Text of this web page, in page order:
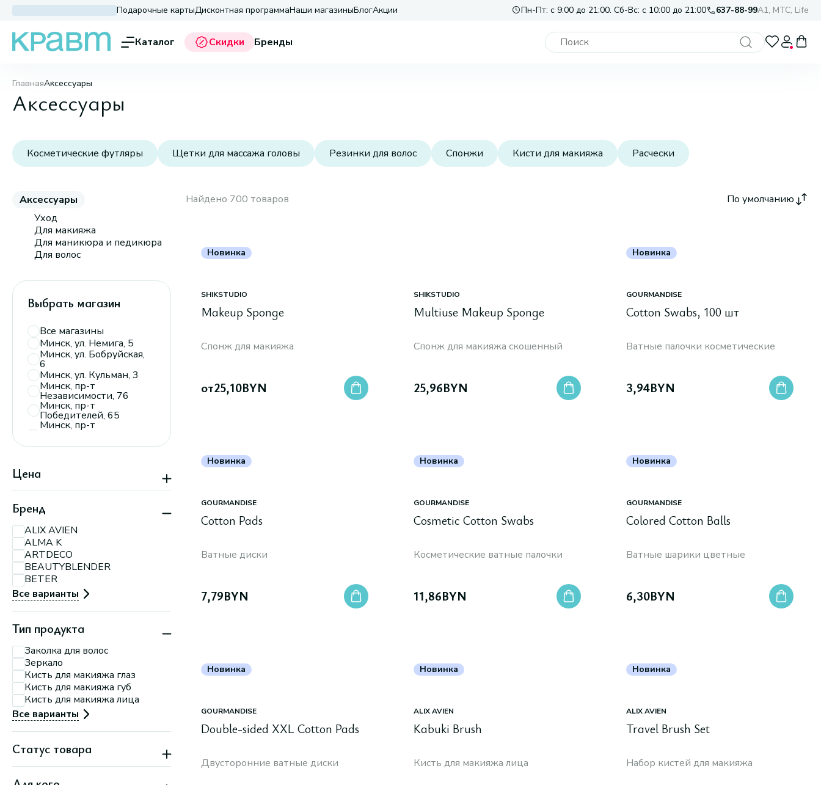
Подарочные картыДисконтная программаНаши магазиныБлогАкции Пн-Пт: с 9:00 до 21:00. Сб-Вс: с 10:00 до 21:00 637-88-99A1, МТС, Life
Каталог Скидки Бренды
ГлавнаяАксессуары
Аксессуары
Косметические футляры Щетки для массажа головы Резинки для волос Спонжи Кисти для макияжа Расчески
Аксессуары
Уход
Для макияжа
Для маникюра и педикюра
Для волос
Выбрать магазин
Все магазины
Минск, ул. Немига, 5
Минск, ул. Бобруйская,
6
Минск, ул. Кульман, 3
Минск, пр-т
Независимости, 76
Минск, пр-т
Победителей, 65
Минск, пр-т
пав. 110
пересечение ул.
МКАД
Партизанский, 150А
Партизанский, 79
Минск, ул.
П.Мстиславца, 11
Минск, ул. Притыцкого,
156
Минск, ул. Тимирязева,
74 А
Цена
Бренд
ALIX AVIEN
ALMA K
ARTDECO
BEAUTYBLENDER
BETER
Все варианты
Тип продукта
Заколка для волос
Зеркало
Кисть для макияжа глаз
Кисть для макияжа губ
Кисть для макияжа лица
Все варианты
Статус товара
Бестселлер
Найдено 700 товаров По умолчанию
Новинка
SHIKSTUDIO
Makeup Sponge
Спонж для макияжа
от25,10BYN
SHIKSTUDIO
Multiuse Makeup Sponge
Спонж для макияжа скошенный
25,96BYN
Новинка
GOURMANDISE
Cotton Swabs, 100 шт
Ватные палочки косметические
3,94BYN
Новинка
GOURMANDISE
Cotton Pads
Ватные диски
7,79BYN
Новинка
GOURMANDISE
Cosmetic Cotton Swabs
Косметические ватные палочки
11,86BYN
Новинка
GOURMANDISE
Colored Cotton Balls
Ватные шарики цветные
6,30BYN
Новинка
GOURMANDISE
Double-sided XXL Cotton Pads
Двусторонние ватные диски
Новинка
ALIX AVIEN
Kabuki Brush
Кисть для макияжа лица
Новинка
ALIX AVIEN
Travel Brush Set
Набор кистей для макияжа